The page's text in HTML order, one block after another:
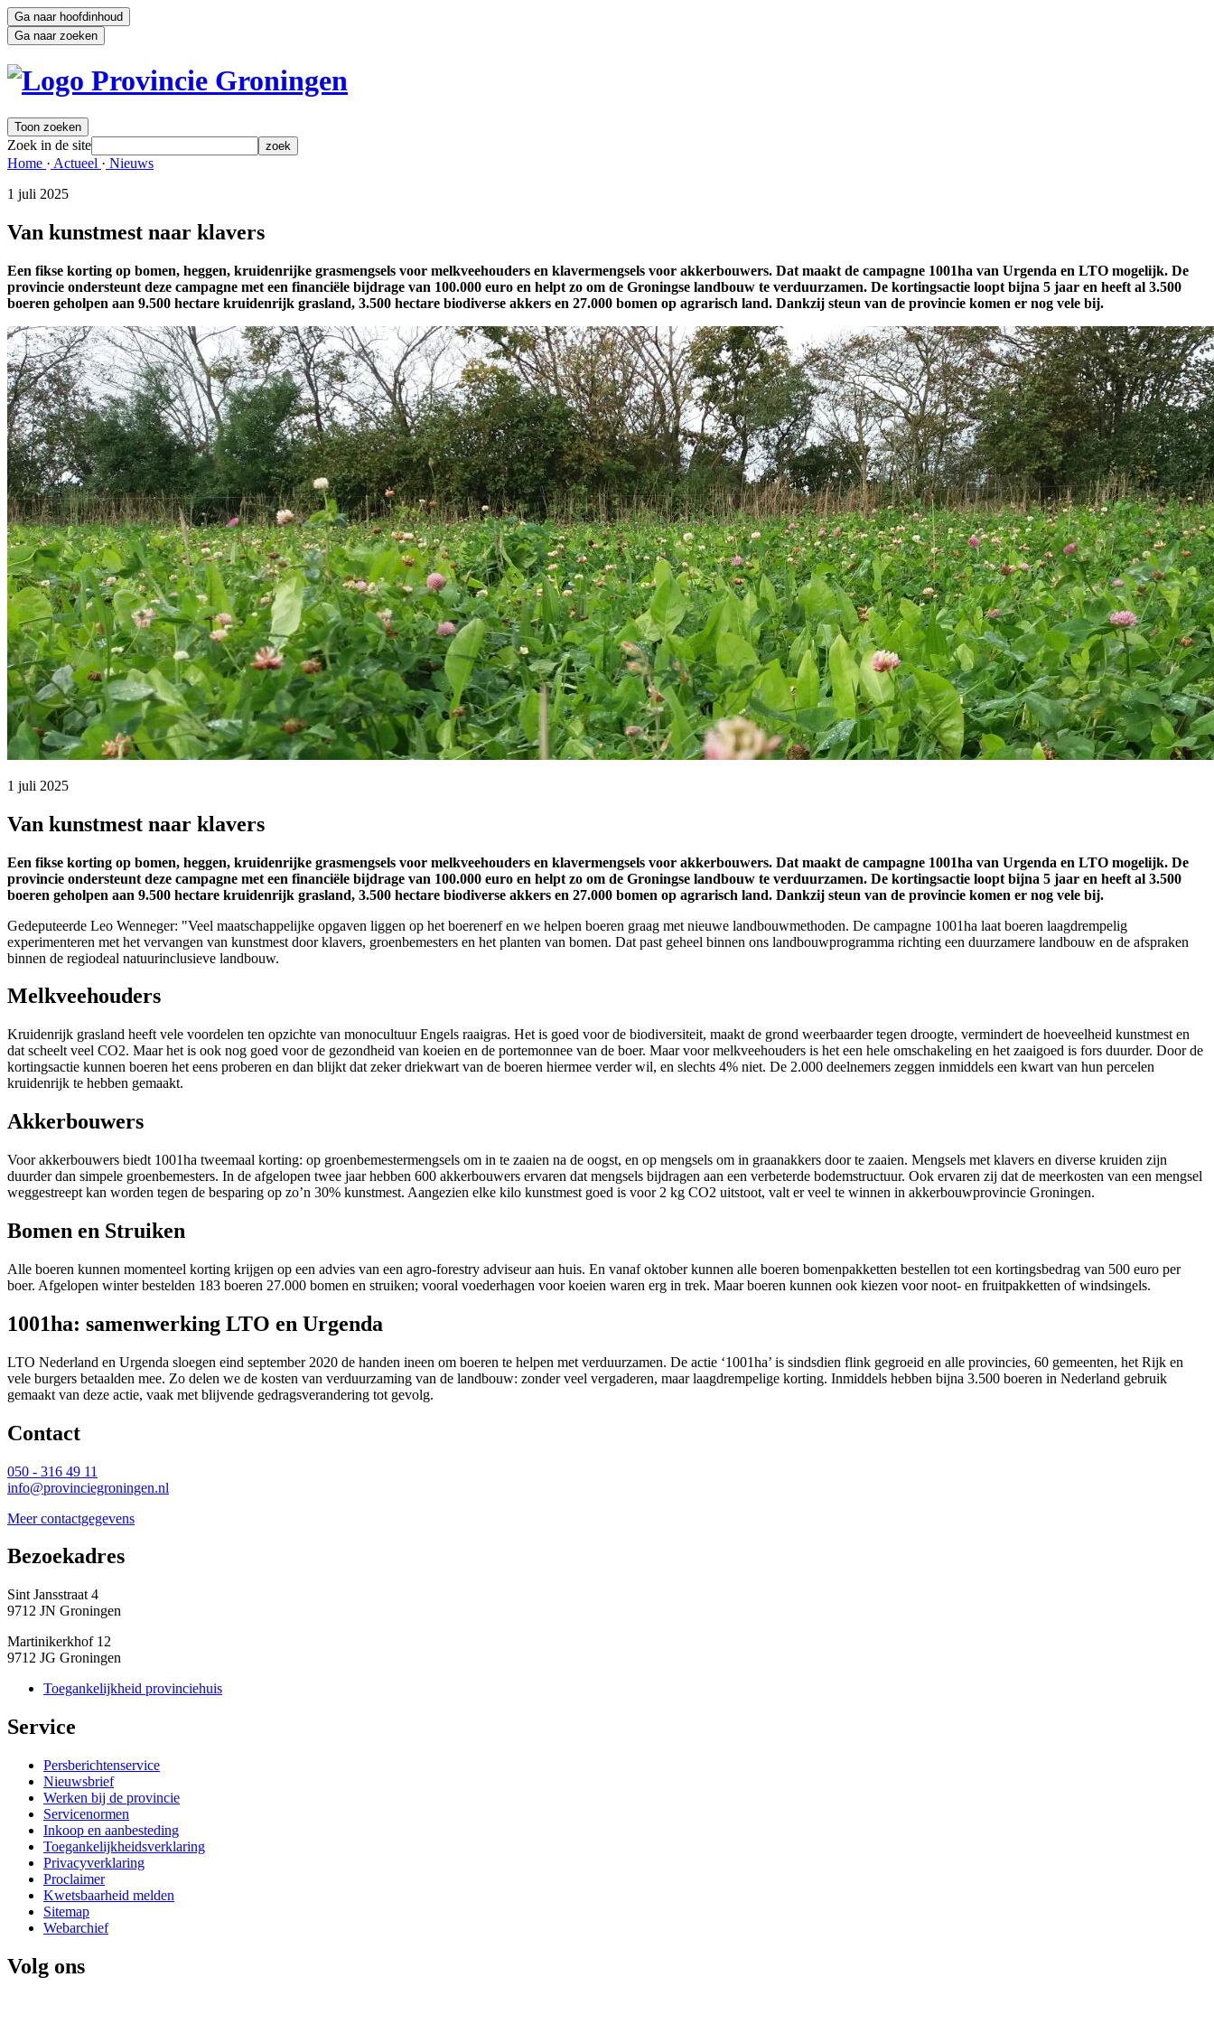
Ga naar hoofdinhoud
Ga naar zoeken
Toon zoeken
Zoek in de site zoek
Home · Actueel · Nieuws
1 juli 2025
Van kunstmest naar klavers
Een fikse korting op bomen, heggen, kruidenrijke grasmengsels voor melkveehouders en klavermengsels voor akkerbouwers. Dat maakt de campagne 1001ha van Urgenda en LTO mogelijk. De
provincie ondersteunt deze campagne met een financiële bijdrage van 100.000 euro en helpt zo om de Groningse landbouw te verduurzamen. De kortingsactie loopt bijna 5 jaar en heeft al 3.500
boeren geholpen aan 9.500 hectare kruidenrijk grasland, 3.500 hectare biodiverse akkers en 27.000 bomen op agrarisch land. Dankzij steun van de provincie komen er nog vele bij.
1 juli 2025
Van kunstmest naar klavers
Een fikse korting op bomen, heggen, kruidenrijke grasmengsels voor melkveehouders en klavermengsels voor akkerbouwers. Dat maakt de campagne 1001ha van Urgenda en LTO mogelijk. De
provincie ondersteunt deze campagne met een financiële bijdrage van 100.000 euro en helpt zo om de Groningse landbouw te verduurzamen. De kortingsactie loopt bijna 5 jaar en heeft al 3.500
boeren geholpen aan 9.500 hectare kruidenrijk grasland, 3.500 hectare biodiverse akkers en 27.000 bomen op agrarisch land. Dankzij steun van de provincie komen er nog vele bij.
Gedeputeerde Leo Wenneger: "Veel maatschappelijke opgaven liggen op het boerenerf en we helpen boeren graag met nieuwe landbouwmethoden. De campagne 1001ha laat boeren laagdrempelig
experimenteren met het vervangen van kunstmest door klavers, groenbemesters en het planten van bomen. Dat past geheel binnen ons landbouwprogramma richting een duurzamere landbouw en de afspraken
binnen de regiodeal natuurinclusieve landbouw.
Melkveehouders
Kruidenrijk grasland heeft vele voordelen ten opzichte van monocultuur Engels raaigras. Het is goed voor de biodiversiteit, maakt de grond weerbaarder tegen droogte, vermindert de hoeveelheid kunstmest en
dat scheelt veel CO2. Maar het is ook nog goed voor de gezondheid van koeien en de portemonnee van de boer. Maar voor melkveehouders is het een hele omschakeling en het zaaigoed is fors duurder. Door de
kortingsactie kunnen boeren het eens proberen en dan blijkt dat zeker driekwart van de boeren hiermee verder wil, en slechts 4% niet. De 2.000 deelnemers zeggen inmiddels een kwart van hun percelen
kruidenrijk te hebben gemaakt.
Akkerbouwers
Voor akkerbouwers biedt 1001ha tweemaal korting: op groenbemestermengsels om in te zaaien na de oogst, en op mengsels om in graanakkers door te zaaien. Mengsels met klavers en diverse kruiden zijn
duurder dan simpele groenbemesters. In de afgelopen twee jaar hebben 600 akkerbouwers ervaren dat mengsels bijdragen aan een verbeterde bodemstructuur. Ook ervaren zij dat de meerkosten van een mengsel
weggestreept kan worden tegen de besparing op zo’n 30% kunstmest. Aangezien elke kilo kunstmest goed is voor 2 kg CO2 uitstoot, valt er veel te winnen in akkerbouwprovincie Groningen.
Bomen en Struiken
Alle boeren kunnen momenteel korting krijgen op een advies van een agro-forestry adviseur aan huis. En vanaf oktober kunnen alle boeren bomenpakketten bestellen tot een kortingsbedrag van 500 euro per
boer. Afgelopen winter bestelden 183 boeren 27.000 bomen en struiken; vooral voederhagen voor koeien waren erg in trek. Maar boeren kunnen ook kiezen voor noot- en fruitpakketten of windsingels.
1001ha: samenwerking LTO en Urgenda
LTO Nederland en Urgenda sloegen eind september 2020 de handen ineen om boeren te helpen met verduurzamen. De actie ‘1001ha’ is sindsdien flink gegroeid en alle provincies, 60 gemeenten, het Rijk en
vele burgers betaalden mee. Zo delen we de kosten van verduurzaming van de landbouw: zonder veel vergaderen, maar laagdrempelige korting. Inmiddels hebben bijna 3.500 boeren in Nederland gebruik
gemaakt van deze actie, vaak met blijvende gedragsverandering tot gevolg.
Contact
050 - 316 49 11
info@provinciegroningen.nl
Meer contactgegevens
Bezoekadres
Sint Jansstraat 4
9712 JN Groningen
Martinikerkhof 12
9712 JG Groningen
Toegankelijkheid provinciehuis
Service
Persberichtenservice
Nieuwsbrief
Werken bij de provincie
Servicenormen
Inkoop en aanbesteding
Toegankelijkheidsverklaring
Privacyverklaring
Proclaimer
Kwetsbaarheid melden
Sitemap
Webarchief
Volg ons